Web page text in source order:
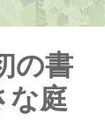
の書
な庭